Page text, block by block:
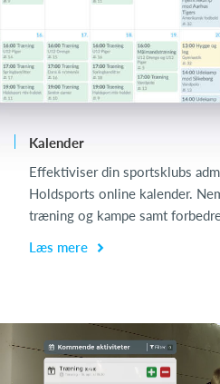
Kalender
Effektiviser din sportsklubs
Holdsports online kalender.
træning og kampe samt
Læs mere